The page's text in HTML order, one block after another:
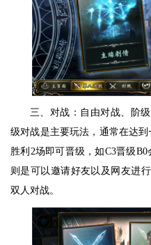
三、对战：自由对战、阶
级对战是主要玩法，通常在达
胜利2场即可晋级，如C3晋级
则是可以邀请好友以及网友进
双人对战。